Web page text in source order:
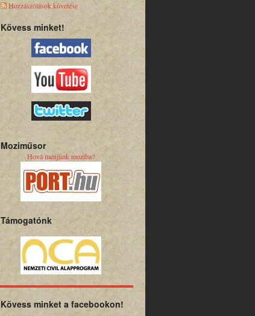
Hozzászólások követése
Kövess minket!
Moziműsor
Hová menjünk moziba?
Támogatónk
Kövess minket a facebookon!